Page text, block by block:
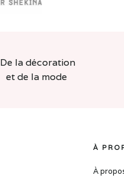
De la décoration
et de la mode
À
À